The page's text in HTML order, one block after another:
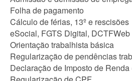
Folha de pagamento
Cálculo de férias, 13º e rescisões
eSocial, FGTS Digital, DCTFWeb
Orientação trabalhista básica
Regularização de pendências
Declaração de Imposto de Renda